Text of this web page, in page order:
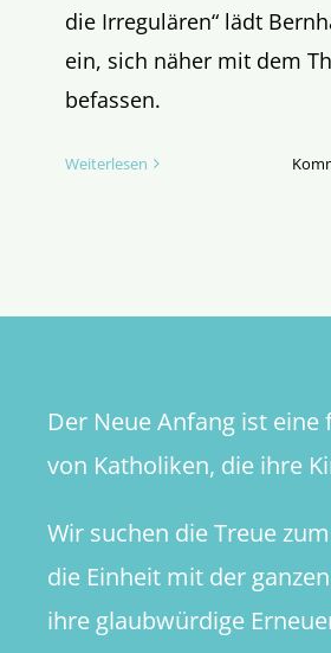
die Irregulären“ lädt
ein, sich näher mit dem
befassen.
Weiterlesen
Der Neue Anfang ist
von Katholiken, die ihre
Wir suchen die Treue
die Einheit mit der
ihre glaubwürdige